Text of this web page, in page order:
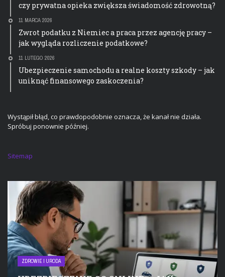
czy prywatna opieka zwiększa świadomość zdrowotną?
11 MARCA 2026
Zwrot podatku z Niemiec a praca przez agencję pracy –
jak wygląda rozliczenie podatkowe?
11 LUTEGO 2026
Ubezpieczenie samochodu a realne koszty szkody – jak
uniknąć finansowego zaskoczenia?
Wystąpił błąd, co prawdopodobnie oznacza, że kanał nie działa.
Spróbuj ponownie później.
Sitemap
ZDROWIE I URODA